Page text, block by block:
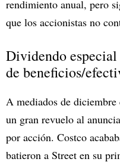
rendimiento anual, pero
que los accionistas no
Dividendo especial
de beneficios/
A mediados de diciembre
un gran revuelo al
por acción. Costco
batieron a Street en su